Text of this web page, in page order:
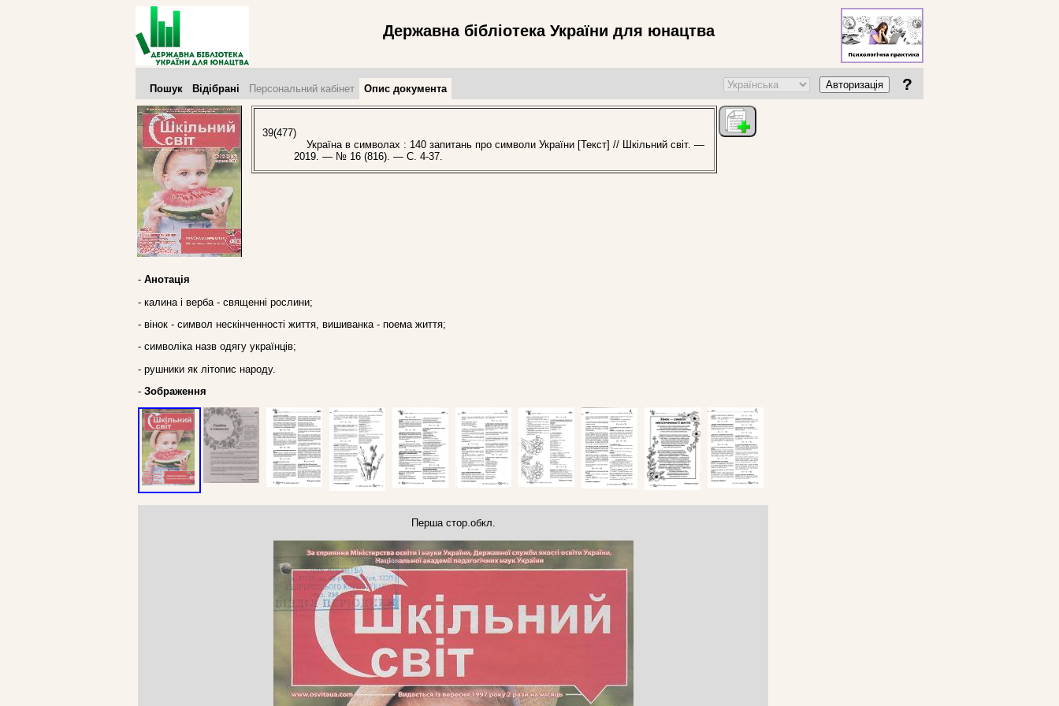
Державна бібліотека України для юнацтва
Пошук Відібрані Персональний кабінет Опис документа Авторизація ?
39(477)
Україна в символах : 140 запитань про символи України [Текст] // Шкільний світ. —
2019. — № 16 (816). — С. 4-37.
- Анотація
- калина і верба - священні рослини;
- вінок - символ нескінченності життя, вишиванка - поема життя;
- символіка назв одягу українців;
- рушники як літопис народу.
- Зображення
Перша стор.обкл.